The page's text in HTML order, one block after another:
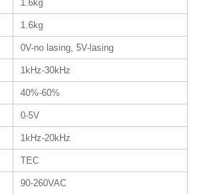
1.6kg
1.6kg
0V-no lasing, 5V-lasing
1kHz-30kHz
40%-60%
0-5V
1kHz-20kHz
TEC
90-260VAC